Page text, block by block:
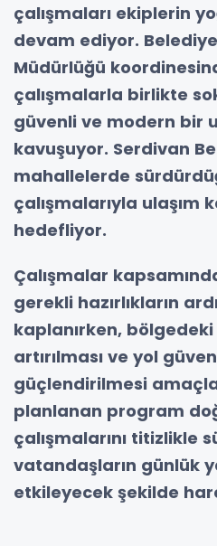
çalışmaları ekiplerin
devam ediyor.
Müdürlüğü
çalışmalarla birlikte
güvenli ve modern bir
kavuşuyor. Serdivan
mahallelerde
çalışmalarıyla ulaşım
hedefliyor.
Çalışmalar
gerekli hazırlıkların
kaplanırken,
artırılması ve yol
güçlendirilmesi
planlanan program
çalışmalarını titizlikle
vatandaşların günlük
etkileyecek şekilde